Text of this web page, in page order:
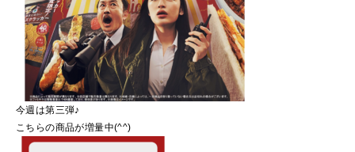
今週は第三弾♪
こちらの商品が増量中(^^)